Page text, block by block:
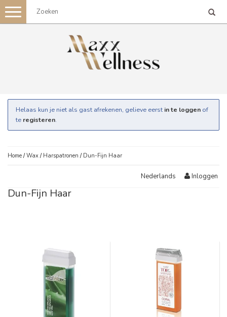
Toggle
navigation
Helaas kun je niet als gast afrekenen, gelieve eerst in te loggen of
te registeren.
Home /Wax / Harspatronen / Dun-Fijn Haar
Nederlands Inloggen
Dun-Fijn Haar